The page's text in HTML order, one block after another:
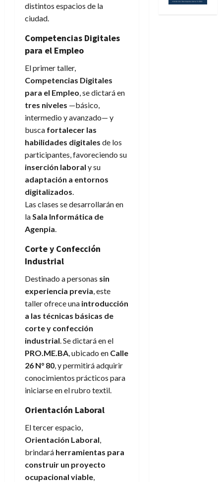
distintos espacios de la
ciudad.
Competencias Digitales
para el Empleo
El primer taller,
Competencias Digitales
para el Empleo , se dictará en
tres niveles —básico,
intermedio y avanzado— y
busca fortalecer las
habilidades digitales de los
participantes, favoreciendo su
inserción laboral y su
adaptación a entornos
digitalizados
Las clases se desarrollarán en
la Sala Informática de
Agenpia
Corte y Confección
Industrial
Destinado a personas sin
experiencia previa , este
taller ofrece una introducción
a las técnicas básicas de
corte y confección
industrial . Se dictará en el
PRO.ME.BA , ubicado en Calle
26 N° 80 , y permitirá adquirir
conocimientos prácticos para
iniciarse en el rubro textil.
Orientación Laboral
El tercer espacio,
Orientación Laboral
brindará herramientas para
construir un proyecto
ocupacional viable